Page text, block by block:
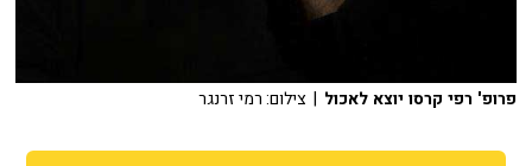
פרופ' רפי קרסו יוצא לאכול | צילום: רמי זרנגר